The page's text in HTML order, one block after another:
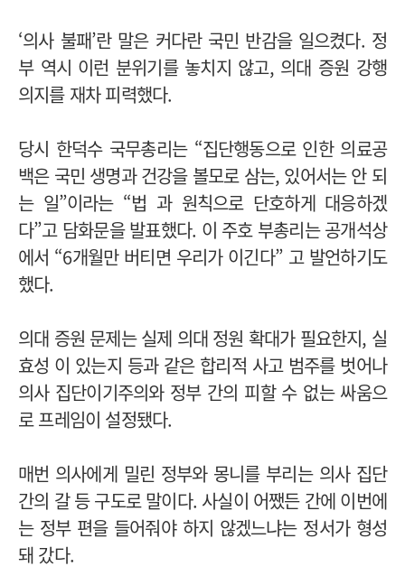
‘의사 불패’란 말은 커다란 국민 반감을 일으켰다. 정
부 역시 이런 분위기를 놓치지 않고, 의대 증원 강행
의지를 재차 피력했다.
당시 한덕수 국무총리는 “집단행동으로 인한 의료공
백은 국민 생명과 건강을 볼모로 삼는, 있어서는 안 되
는 일”이라는 “법 과 원칙으로 단호하게 대응하겠
다”고 담화문을 발표했다. 이 주호 부총리는 공개석상
에서 “6개월만 버티면 우리가 이긴다” 고 발언하기도
했다.
의대 증원 문제는 실제 의대 정원 확대가 필요한지, 실
효성 이 있는지 등과 같은 합리적 사고 범주를 벗어나
의사 집단이기주의와 정부 간의 피할 수 없는 싸움으
로 프레임이 설정됐다.
매번 의사에게 밀린 정부와 몽니를 부리는 의사 집단
간의 갈 등 구도로 말이다. 사실이 어쨌든 간에 이번에
는 정부 편을 들어줘야 하지 않겠느냐는 정서가 형성
돼 갔다.